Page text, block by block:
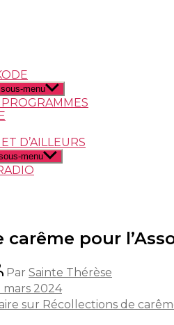
menu
D’AILLEURS
menu
carême pour
Par Sainte Thérèse
mars 2024
sur Récollections de